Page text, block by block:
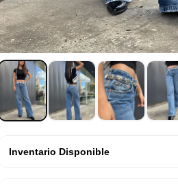
Inventario Disponible